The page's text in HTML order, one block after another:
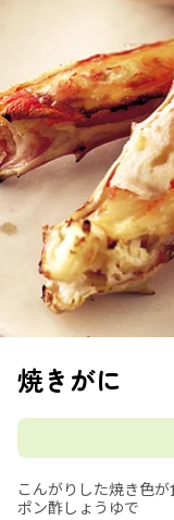
焼きがに
こんがりした焼き色
ポン酢しょうゆで